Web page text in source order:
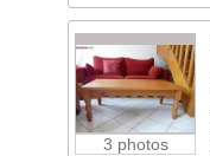
3 photos